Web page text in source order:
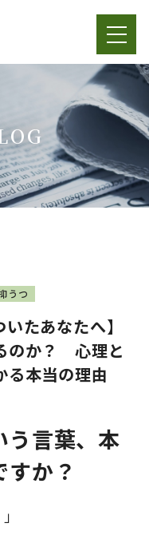
たあなたへ】
のか？ 心理と
る本当の理由
うつ
う言葉、本
か？